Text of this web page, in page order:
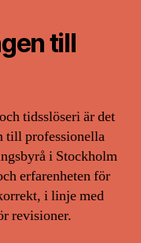
till
tidsslöseri är det
till professionella
i Stockholm
erfarenheten för
i linje med
revisioner.